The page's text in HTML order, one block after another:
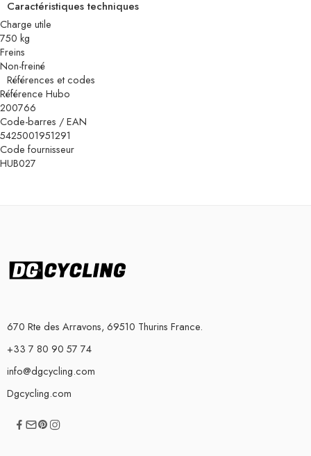
Caractéristiques techniques
Charge utile
750 kg
Freins
Non-freiné
Références et codes
Référence Hubo
200766
Code-barres / EAN
5425001951291
Code fournisseur
HUB027
670 Rte des Arravons, 69510 Thurins France.
+33 7 80 90 57 74
info@dgcycling.com
Dgcycling.com